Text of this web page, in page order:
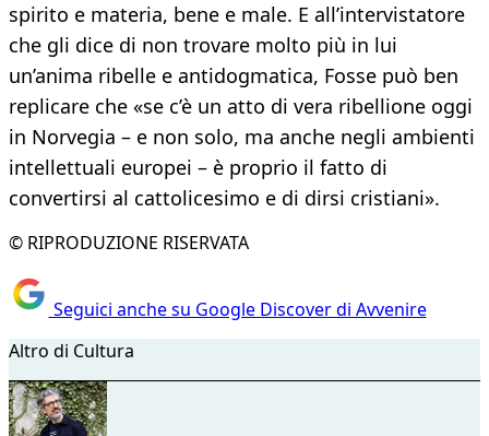
spirito e materia, bene e male. E all’intervistatore
che gli dice di non trovare molto più in lui
un’anima ribelle e antidogmatica, Fosse può ben
replicare che «se c’è un atto di vera ribellione oggi
in Norvegia – e non solo, ma anche negli ambienti
intellettuali europei – è proprio il fatto di
convertirsi al cattolicesimo e di dirsi cristiani».
© RIPRODUZIONE RISERVATA
Seguici anche su Google Discover di Avvenire
Altro di Cultura